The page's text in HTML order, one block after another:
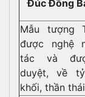
Đúc Đồng
Mẫu tượng
được nghệ
tác và
duyệt, về
khối, thần